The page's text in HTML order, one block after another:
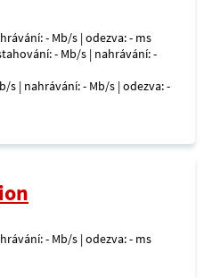
- Mb/s | odezva: - ms
- Mb/s | nahrávání: -
s | nahrávání: - Mb/s | odezva: -
- Mb/s | odezva: - ms